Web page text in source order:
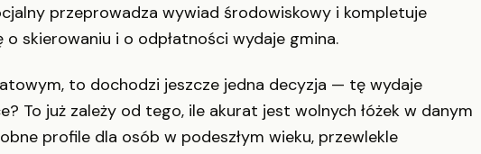
przeprowadza wywiad środowiskowy i kompletuje
skierowaniu i o odpłatności wydaje gmina.
to dochodzi jeszcze jedna decyzja — tę wydaje
To już zależy od tego, ile akurat jest wolnych łóżek w danym
profile dla osób w podeszłym wieku, przewlekle